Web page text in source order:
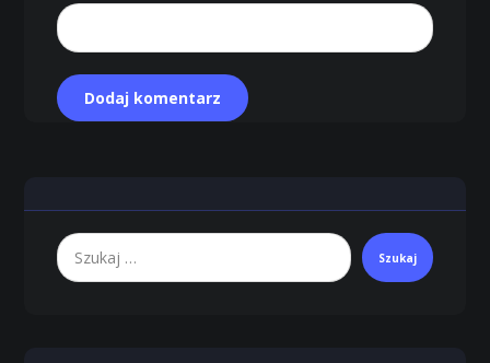
Dodaj komentarz
Szukaj